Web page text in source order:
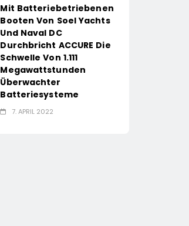
Mit Batteriebetriebenen
Booten Von Soel Yachts
Und Naval DC
Durchbricht ACCURE Die
Schwelle Von 1.111
Megawattstunden
Überwachter
Batteriesysteme
7. APRIL 2022